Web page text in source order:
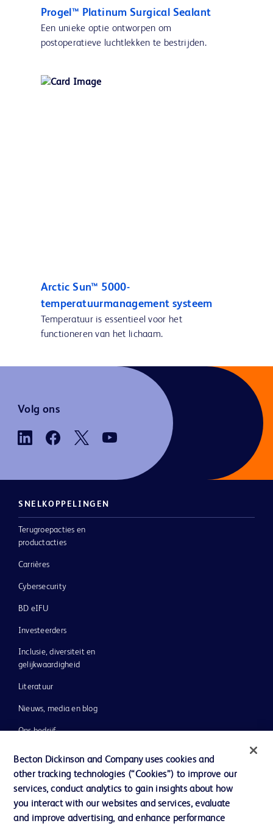
Progel™ Platinum Surgical Sealant
Een unieke optie ontworpen om
postoperatieve luchtlekken te bestrijden.
Arctic Sun™ 5000-
temperatuurmanagement systeem
Temperatuur is essentieel voor het
functioneren van het lichaam.
Volg ons
SNELKOPPELINGEN
Terugroepacties en
productacties
Carrières
Cybersecurity
BD eIFU
Investeerders
Inclusie, diversiteit en
gelijkwaardigheid
Literatuur
Nieuws, media en blog
Ons bedrijf
Ondersteuning
Contact met ons opnemen
Becton Dickinson and Company uses cookies and
other tracking technologies (“Cookies”) to improve our
services, conduct analytics to gain insights about how
you interact with our websites and services, evaluate
and improve advertising, and enhance performance